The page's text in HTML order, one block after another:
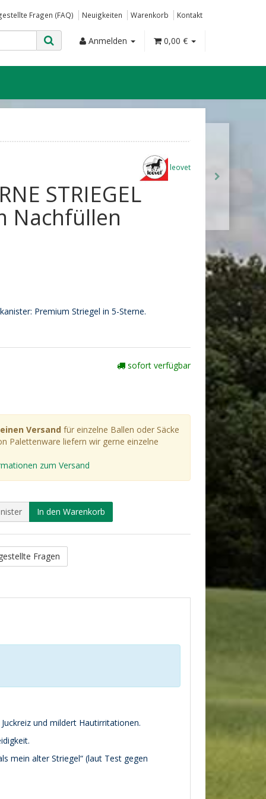
Fragen (FAQ) Neuigkeiten Warenkorb Kontakt
Anmelden 0,00 €
leovet
STRIEGEL
Nachfüllen
Premium Striegel in 5-Sterne.
sofort verfügbar
Versand für einzelne Ballen oder Säcke
Palettenware liefern wir gerne einzelne
zum Versand
In den Warenkorb
Fragen
und mildert Hautirritationen.
mein alter Striegel“ (laut Test gegen